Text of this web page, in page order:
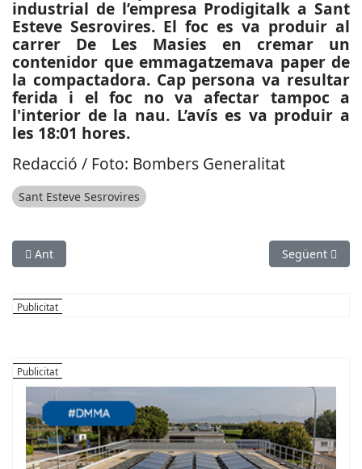
industrial de l’empresa Prodigitalk a Sant
Esteve Sesrovires. El foc es va produir al
carrer De Les Masies en cremar un
contenidor que emmagatzemava paper de
la compactadora. Cap persona va resultar
ferida i el foc no va afectar tampoc a
l'interior de la nau. L’avís es va produir a
les 18:01 hores.
Redacció / Foto: Bombers Generalitat
Sant Esteve Sesrovires
Article anterior: SUCCESSOS: Una vintena de persones
Ant Article
Següent